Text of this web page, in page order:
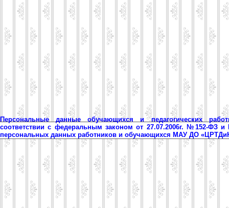
Персональные данные обучающихся и педагогических
соответствии с федеральным законом от 27.07.2006г. №152-ФЗ
персональных данных работников и обучающихся МАУ ДО